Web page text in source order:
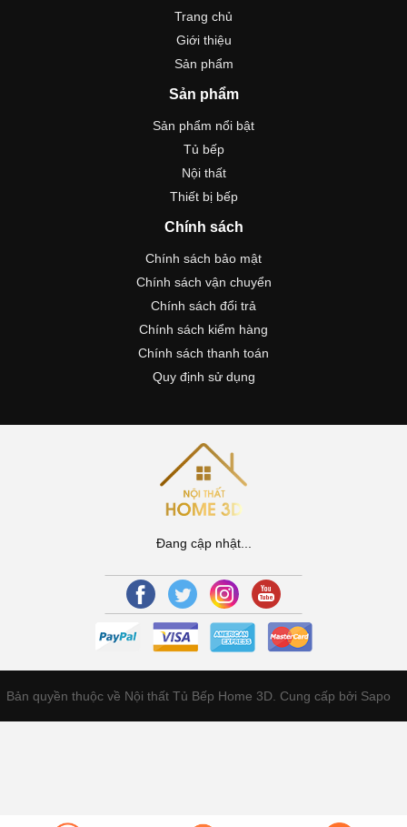
Trang chủ
Giới thiệu
Sản phẩm
Sản phẩm
Sản phẩm nổi bật
Tủ bếp
Nội thất
Thiết bị bếp
Chính sách
Chính sách bảo mật
Chính sách vận chuyển
Chính sách đổi trả
Chính sách kiểm hàng
Chính sách thanh toán
Quy định sử dụng
Đang cập nhật...
Bản quyền thuộc về Nội thất Tủ Bếp Home 3D. Cung cấp bởi Sapo